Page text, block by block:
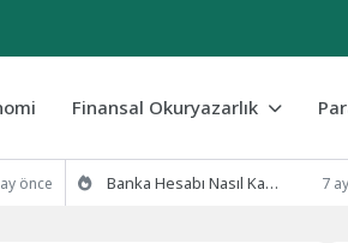
Finansal Okuryazarlık
önce Banka Hesabı Nasıl Kapatılır? (Şubeye Gitmeden E-Devlet ve Mobil Yöntemler) 7